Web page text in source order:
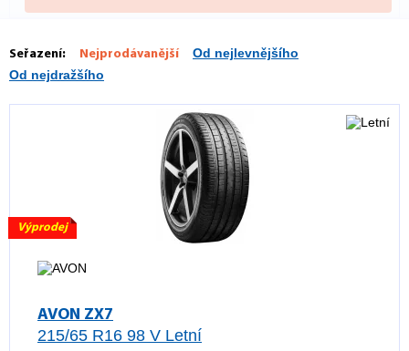
Seřazení: Nejprodávanější
Od nejlevnějšího
Od nejdražšího
Výprodej
AVON ZX7
215/65 R16 98 V Letní